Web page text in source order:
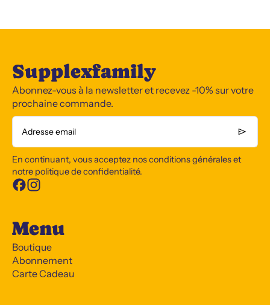
Supplexfamily
Abonnez-vous à la newsletter et recevez -10% sur votre
prochaine commande.
Adresse email
En continuant, vous acceptez nos conditions générales et
notre politique de confidentialité.
Menu
Boutique
Abonnement
Carte Cadeau